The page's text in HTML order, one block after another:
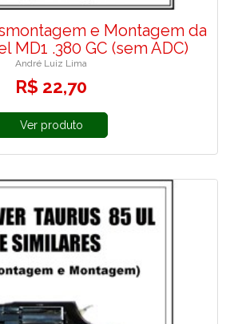
e Montagem da
MD1 .380 GC (sem ADC)
André Luiz Lima
R$ 22,70
Ver produto